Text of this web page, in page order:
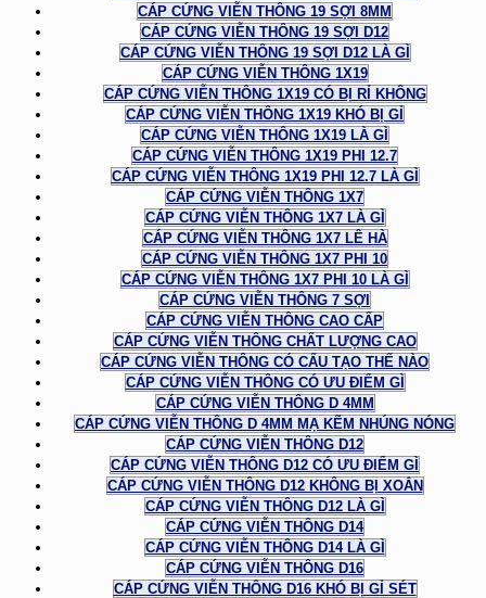
CÁP CỨNG VIỄN THÔNG 19 SỢI 8MM
CÁP CỨNG VIỄN THÔNG 19 SỢI D12
CÁP CỨNG VIỄN THÔNG 19 SỢI D12 LÀ GÌ
CÁP CỨNG VIỄN THÔNG 1X19
CÁP CỨNG VIỄN THÔNG 1X19 CÓ BỊ RỈ KHÔNG
CÁP CỨNG VIỄN THÔNG 1X19 KHÓ BỊ GỈ
CÁP CỨNG VIỄN THÔNG 1X19 LÀ GÌ
CÁP CỨNG VIỄN THÔNG 1X19 PHI 12.7
CÁP CỨNG VIỄN THÔNG 1X19 PHI 12.7 LÀ GÌ
CÁP CỨNG VIỄN THÔNG 1X7
CÁP CỨNG VIỄN THÔNG 1X7 LÀ GÌ
CÁP CỨNG VIỄN THÔNG 1X7 LÊ HÀ
CÁP CỨNG VIỄN THÔNG 1X7 PHI 10
CÁP CỨNG VIỄN THÔNG 1X7 PHI 10 LÀ GÌ
CÁP CỨNG VIỄN THÔNG 7 SỢI
CÁP CỨNG VIỄN THÔNG CAO CẤP
CÁP CỨNG VIỄN THÔNG CHẤT LƯỢNG CAO
CÁP CỨNG VIỄN THÔNG CÓ CẤU TẠO THẾ NÀO
CÁP CỨNG VIỄN THÔNG CÓ ƯU ĐIỂM GÌ
CÁP CỨNG VIỄN THÔNG D 4MM
CÁP CỨNG VIỄN THÔNG D 4MM MẠ KẼM NHÚNG NÓNG
CÁP CỨNG VIỄN THÔNG D12
CÁP CỨNG VIỄN THÔNG D12 CÓ ƯU ĐIỂM GÌ
CÁP CỨNG VIỄN THÔNG D12 KHÔNG BỊ XOẮN
CÁP CỨNG VIỄN THÔNG D12 LÀ GÌ
CÁP CỨNG VIỄN THÔNG D14
CÁP CỨNG VIỄN THÔNG D14 LÀ GÌ
CÁP CỨNG VIỄN THÔNG D16
CÁP CỨNG VIỄN THÔNG D16 KHÓ BỊ GỈ SÉT